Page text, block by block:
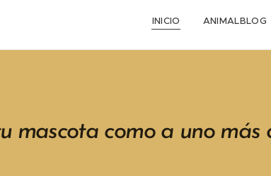
INICIO ANIMALBLOG
mascota como a uno más